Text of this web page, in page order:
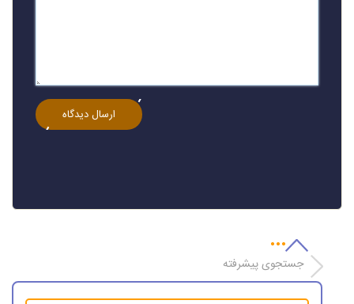
جستجوی پیشرفته